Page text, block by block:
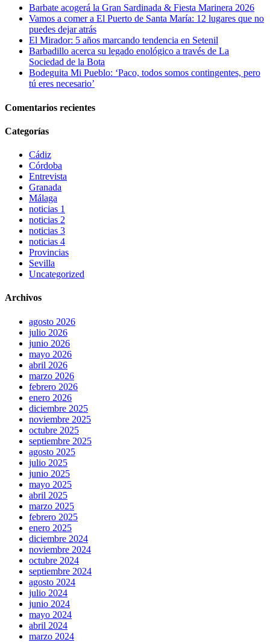
Barbate acogerá la Gran Sardinada & Fiesta Marinera 2026
Vamos a comer a El Puerto de Santa María: 12 lugares que no
puedes dejar atrás
El Mirador: 5 años marcando tendencia en Setenil
Barbadillo acerca su legado enológico a través de La
Sociedad de la Bota
Bodeguita Mi Pueblo: ‘Paco, todos somos contingentes, pero
tú eres necesario’
Comentarios recientes
Categorías
Cádiz
Córdoba
Entrevista
Granada
Málaga
noticias 1
noticias 2
noticias 3
noticias 4
Provincias
Sevilla
Uncategorized
Archivos
agosto 2026
julio 2026
junio 2026
mayo 2026
abril 2026
marzo 2026
febrero 2026
enero 2026
diciembre 2025
noviembre 2025
octubre 2025
septiembre 2025
agosto 2025
julio 2025
junio 2025
mayo 2025
abril 2025
marzo 2025
febrero 2025
enero 2025
diciembre 2024
noviembre 2024
octubre 2024
septiembre 2024
agosto 2024
julio 2024
junio 2024
mayo 2024
abril 2024
marzo 2024